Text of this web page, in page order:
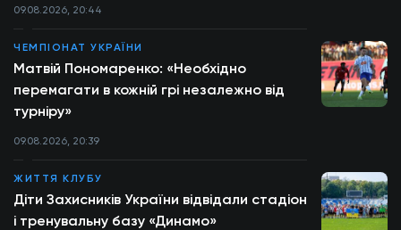
09.08.2026, 20:44
ЧЕМПІОНАТ УКРАЇНИ
Матвій Пономаренко: «Необхідно
перемагати в кожній грі незалежно від
турніру»
09.08.2026, 20:39
ЖИТТЯ КЛУБУ
Діти Захисників України відвідали стадіон
і тренувальну базу «Динамо»